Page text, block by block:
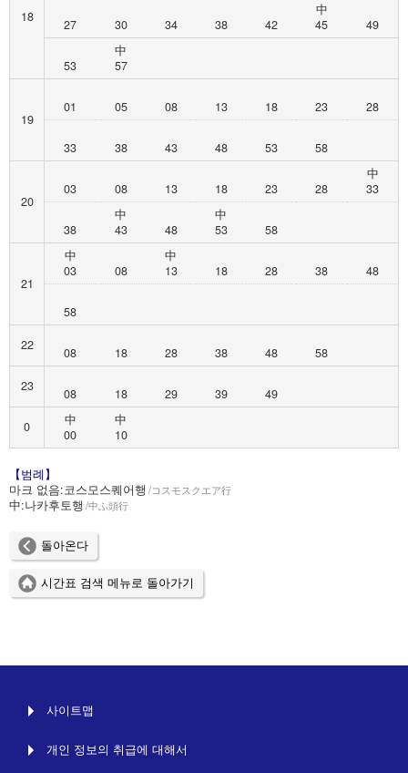
18 27 30 34 38 42
中
45
49
53
中
57
19
01 05 08 13 18 23 28
33 38 43 48 53 58
20
03 08 13 18 23 28
中
33
38
中
43
48
中
53
58
21
中
03
08
中
13
18 28 38 48
58
22
08 18 28 38 48
58
23
08 18 29 39
49
0
中
00
中
10
【범례】
마크 없음:코스모스퀘어행 コスモスクエア行
中:나카후토행 中ふ頭行
돌아온다
시간표 검색 메뉴로 돌아가기
사이트맵
개인 정보의 취급에 대해서